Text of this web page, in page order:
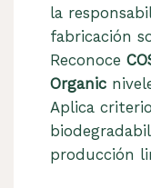
la
fabricación
Reconoce
Organic
Aplica
producción